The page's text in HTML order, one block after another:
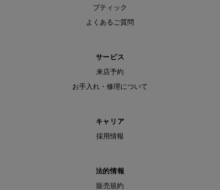
ブティック
よくあるご質問
サービス
来店予約
お手入れ・修理について
キャリア
採用情報
法的情報
販売規約